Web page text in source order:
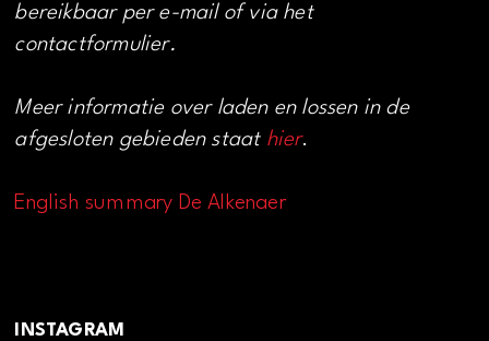
bereikbaar per e-mail of via het
contactformulier.
Meer informatie over laden en lossen in de
afgesloten gebieden staat hier.
English summary De Alkenaer
INSTAGRAM